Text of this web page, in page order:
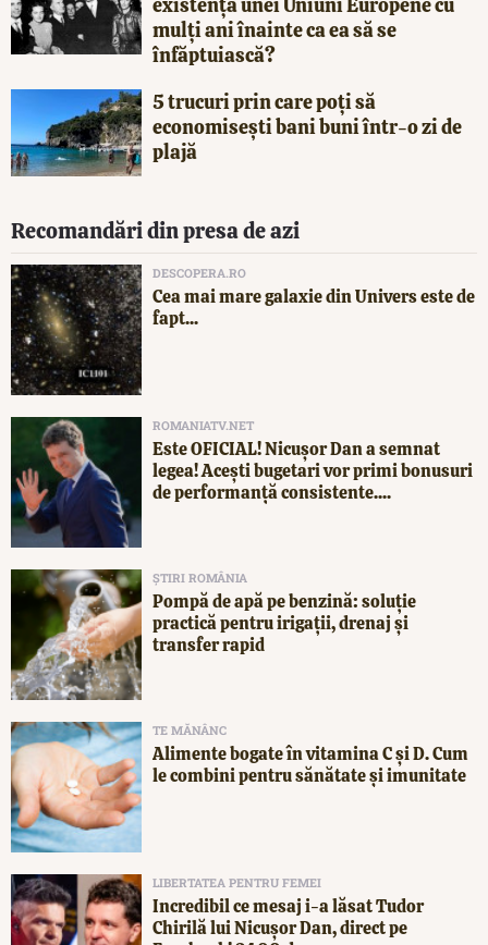
existența unei Uniuni Europene cu
mulți ani înainte ca ea să se
înfăptuiască?
5 trucuri prin care poți să
economisești bani buni într-o zi de
plajă
Recomandări din presa de azi
DESCOPERA.RO
Cea mai mare galaxie din Univers este de
fapt...
ROMANIATV.NET
Este OFICIAL! Nicușor Dan a semnat
legea! Acești bugetari vor primi bonusuri
de performanță consistente....
ȘTIRI ROMÂNIA
Pompă de apă pe benzină: soluție
practică pentru irigații, drenaj și
transfer rapid
TE MĂNÂNC
Alimente bogate în vitamina C și D. Cum
le combini pentru sănătate și imunitate
LIBERTATEA PENTRU FEMEI
Incredibil ce mesaj i-a lăsat Tudor
Chirilă lui Nicușor Dan, direct pe